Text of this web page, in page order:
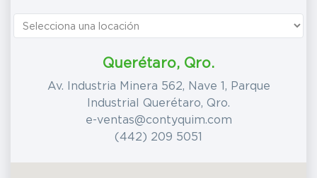
Querétaro, Qro.
Av. Industria Minera 562, Nave 1, Parque
Industrial Querétaro, Qro.
e-ventas@contyquim.com
(442) 209 5051